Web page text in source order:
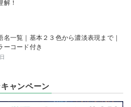
解！
名一覧｜基本２３色から濃淡表現まで｜
ーコード付き
ャンペーン